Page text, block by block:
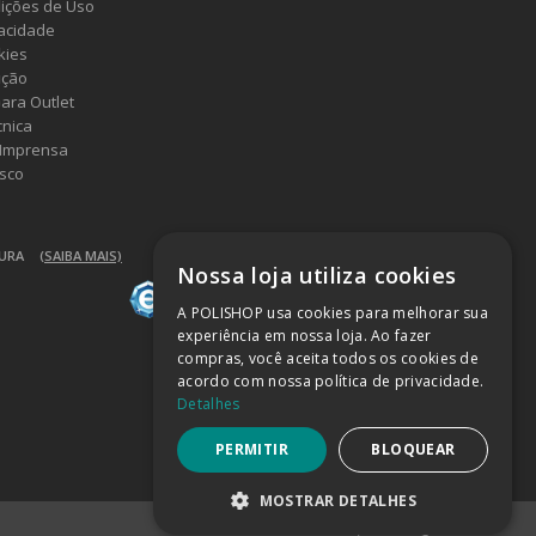
de Uso
Outlet
(SAIBA MAIS)
Nossa loja utiliza cookies
A POLISHOP usa cookies para melhorar sua
experiência em nossa loja. Ao fazer
compras, você aceita todos os cookies de
acordo com nossa política de privacidade.
Detalhes
PERMITIR BLOQUEAR
MOSTRAR DETALHES